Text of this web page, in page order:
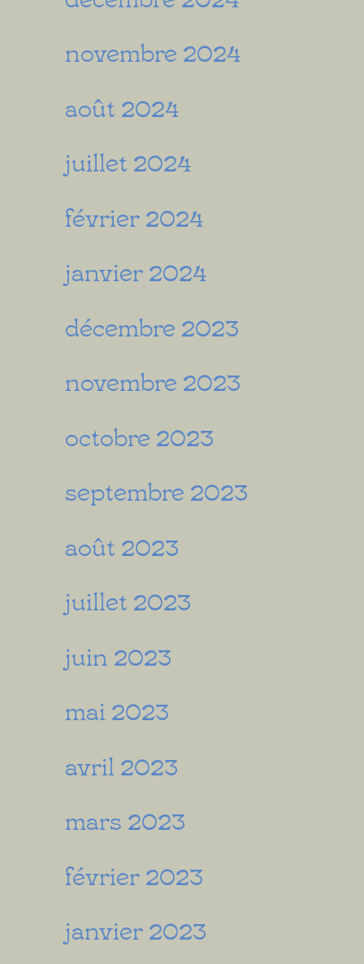
novembre 2024
août 2024
juillet 2024
février 2024
janvier 2024
décembre 2023
novembre 2023
octobre 2023
septembre 2023
août 2023
juillet 2023
juin 2023
mai 2023
avril 2023
mars 2023
février 2023
janvier 2023